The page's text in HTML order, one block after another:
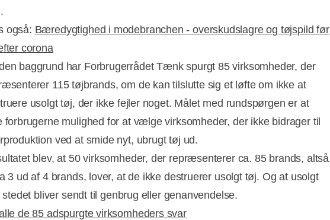
også: Bæredygtighed i modebranchen - overskudslagre og tøjspild før
corona
baggrund har Forbrugerrådet Tænk spurgt 85 virksomheder, der
115 tøjbrands, om de kan tilslutte sig et løfte om ikke at
usolgt tøj, der ikke fejler noget. Målet med rundspørgen er at
forbrugerne mulighed for at vælge virksomheder, der ikke bidrager til
ved at smide nyt, ubrugt tøj ud.
blev, at 50 virksomheder, der repræsenterer ca. 85 brands, altså
3 ud af 4 brands, lover, at de ikke destruerer usolgt tøj. Og at usolgt
bliver sendt til genbrug eller genanvendelse.
de 85 adspurgte virksomheders svar